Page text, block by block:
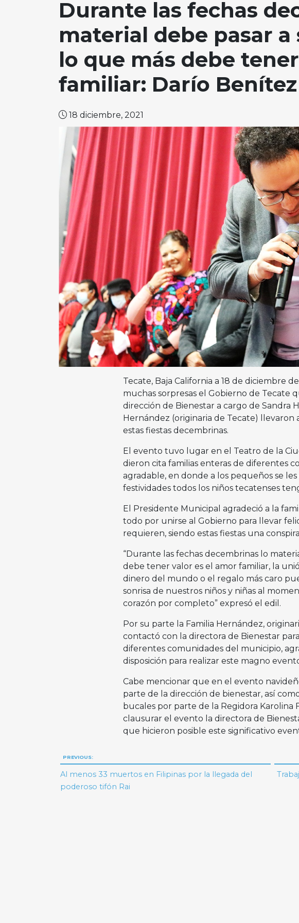
Durante las fechas
material debe pasar
lo que más debe
familiar: Darío Benítez
18 diciembre, 2021
Tecate, Baja California a 18 de diciembre
muchas sorpresas el Gobierno de Tecate
dirección de Bienestar a cargo de Sandra
Hernández (originaria de Tecate)
estas fiestas decembrinas.
El evento tuvo lugar en el Teatro de la
dieron cita familias enteras de diferentes
agradable, en donde a los pequeños se
festividades todos los niños tecatenses
El Presidente Municipal agradeció a la
todo por unirse al Gobierno para llevar
requieren, siendo estas fiestas una
“Durante las fechas decembrinas lo
debe tener valor es el amor familiar, la
dinero del mundo o el regalo más caro
sonrisa de nuestros niños y niñas al
corazón por completo” expresó el edil.
Por su parte la Familia Hernández,
contactó con la directora de Bienestar
diferentes comunidades del municipio,
disposición para realizar este magno
Cabe mencionar que en el evento
parte de la dirección de bienestar, así
bucales por parte de la Regidora Karolina
clausurar el evento la directora de
que hicieron posible este significativo
Navegación
de
PREVIOUS:
Al menos 33 muertos en Filipinas por la llegada del
poderoso tifón Rai